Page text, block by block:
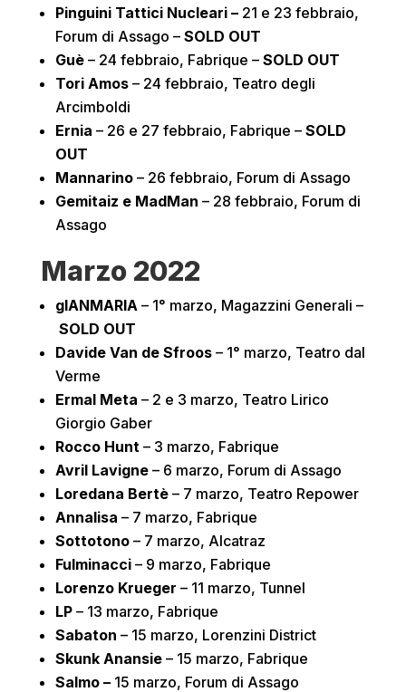
Pinguini Tattici Nucleari –21 e 23 febbraio,
Forum di Assago – SOLD OUT
Guè – 24 febbraio, Fabrique – SOLD OUT
Tori Amos– 24 febbraio, Teatro degli
Arcimboldi
Ernia – 26 e 27 febbraio, Fabrique – SOLD
OUT
Mannarino– 26 febbraio, Forum di Assago
Gemitaiz e MadMan – 28 febbraio, Forum di
Assago
Marzo 2022
gIANMARIA – 1° marzo, Magazzini Generali –
SOLD OUT
Davide Van de Sfroos– 1° marzo, Teatro dal
Verme
Ermal Meta – 2 e 3 marzo, Teatro Lirico
Giorgio Gaber
Rocco Hunt – 3 marzo, Fabrique
Avril Lavigne – 6 marzo, Forum di Assago
Loredana Bertè– 7 marzo, Teatro Repower
Annalisa – 7 marzo, Fabrique
Sottotono – 7 marzo, Alcatraz
Fulminacci– 9 marzo, Fabrique
Lorenzo Krueger – 11 marzo, Tunnel
LP – 13 marzo, Fabrique
Sabaton – 15 marzo, Lorenzini District
Skunk Anansie– 15 marzo, Fabrique
Salmo – 15 marzo, Forum di Assago